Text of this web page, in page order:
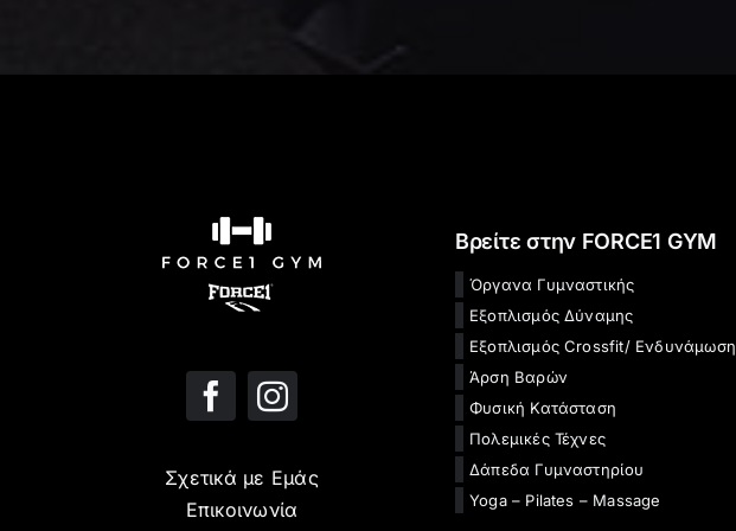
Σχετικά με Εμάς
Επικοινωνία
Βρείτε στην FORCE1 GYM
Όργανα Γυμναστικής
Εξοπλισμός Δύναμης
Εξοπλισμός Crossfit/ Ενδυνάμωση
Άρση Βαρών
Φυσική Κατάσταση
Πολεμικές Τέχνες
Δάπεδα Γυμναστηρίου
Yoga – Pilates – Massage